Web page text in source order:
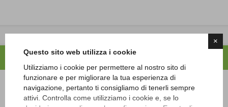
×
Questo sito web utilizza i cookie
Utilizziamo i cookie per permettere al nostro sito di
funzionare e per migliorare la tua esperienza di
navigazione, pertanto ti consigliamo di tenerli sempre
attivi. Controlla come utilizziamo i cookie e, se lo
Altri eventi